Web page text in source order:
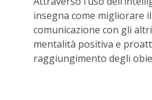
insegna come migliorare
comunicazione con gli
mentalità positiva e
raggiungimento degli